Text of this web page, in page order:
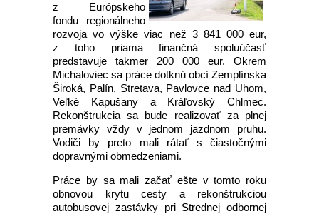
z Európskeho
fondu regionálneho
rozvoja vo výške viac než 3 841 000 eur,
z toho priama finančná spoluúčasť
predstavuje takmer 200 000 eur. Okrem
Michaloviec sa práce dotknú obcí Zemplínska
Široká, Palín, Stretava, Pavlovce nad Uhom,
Veľké Kapušany a Kráľovský Chlmec.
Rekonštrukcia sa bude realizovať za plnej
premávky vždy v jednom jazdnom pruhu.
Vodiči by preto mali rátať s čiastočnými
dopravnými obmedzeniami.
Práce by sa mali začať ešte v tomto roku
obnovou krytu cesty a rekonštrukciou
autobusovej zastávky pri Strednej odbornej